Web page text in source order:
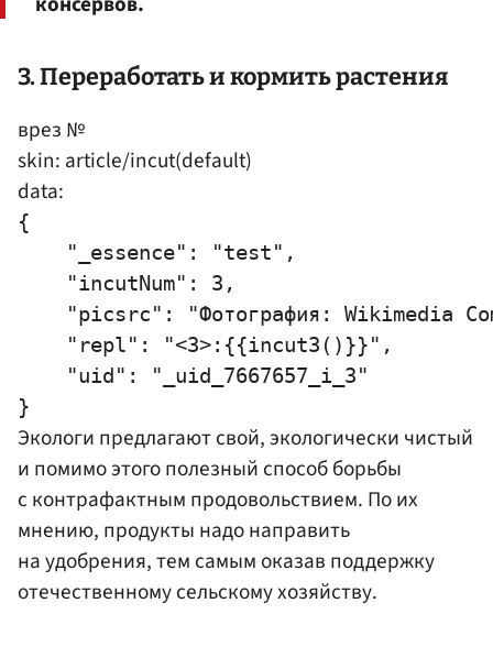
3. Переработать и кормить растения
врез №
skin: article/incut(default)
data:
{
    "_essence": "test",
    "incutNum": 3,
"picsrc": "Фотография: Wikimedia
    "repl": "<3>:{{incut3()}}",
    "uid": "_uid_7667657_i_3"
Экологи предлагают свой, экологически чистый
и помимо этого полезный способ борьбы
с контрафактным продовольствием. По их
мнению, продукты надо направить
на удобрения, тем самым оказав поддержку
отечественному сельскому хозяйству.